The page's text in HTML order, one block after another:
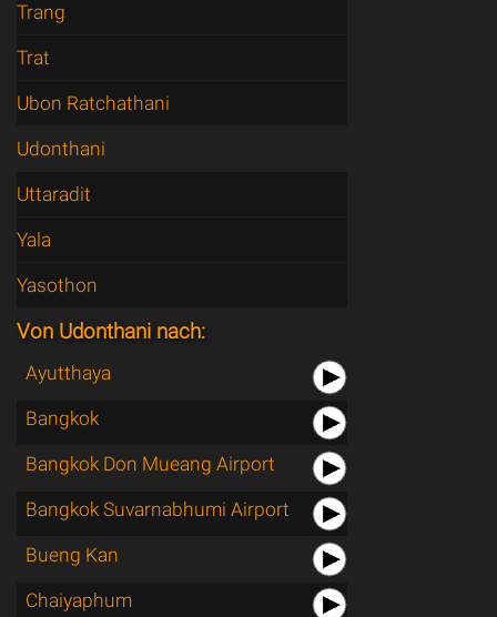
Trang
Trat
Ubon Ratchathani
Udonthani
Uttaradit
Yala
Yasothon
Von Udonthani nach:
Ayutthaya
Bangkok
Bangkok Don Mueang Airport
Bangkok Suvarnabhumi Airport
Bueng Kan
Chaiyaphum